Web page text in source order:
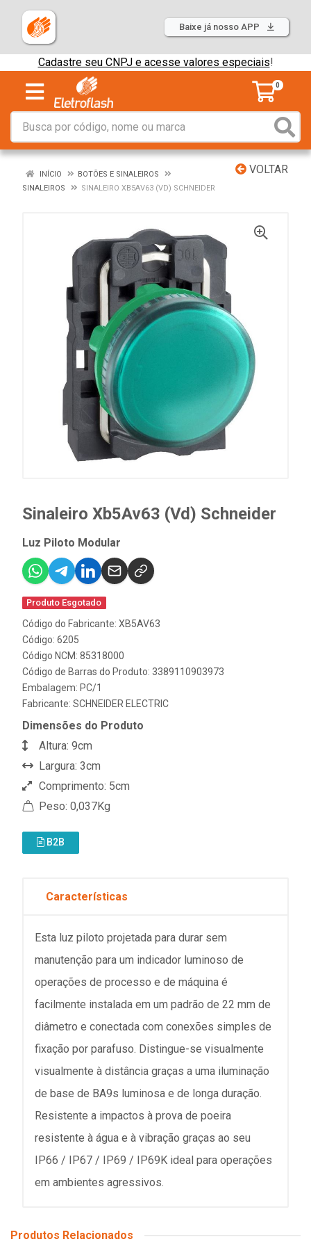
Baixe já nosso APP
Cadastre seu CNPJ e acesse valores especiais!
0
VOLTAR
INÍCIO
BOTÕES E SINALEIROS
SINALEIROS
SINALEIRO XB5AV63 (VD) SCHNEIDER
Sinaleiro Xb5Av63 (Vd) Schneider
Luz Piloto Modular
Produto Esgotado
Código do Fabricante: XB5AV63
Código: 6205
Código NCM: 85318000
Código de Barras do Produto: 3389110903973
Embalagem: PC/1
Fabricante: SCHNEIDER ELECTRIC
Dimensões do Produto
Altura: 9cm
Largura: 3cm
Comprimento: 5cm
Peso: 0,037Kg
B2B
Características
Esta luz piloto projetada para durar sem
manutenção para um indicador luminoso de
operações de processo e de máquina é
facilmente instalada em um padrão de 22 mm de
diâmetro e conectada com conexões simples de
fixação por parafuso. Distingue-se visualmente
visualmente à distância graças a uma iluminação
de base de BA9s luminosa e de longa duração.
Resistente a impactos à prova de poeira
resistente à água e à vibração graças ao seu
IP66 / IP67 / IP69 / IP69K ideal para operações
em ambientes agressivos.
Produtos Relacionados